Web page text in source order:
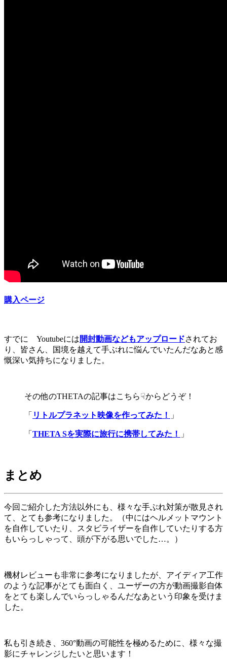
購入ページ
すでに Youtubeには開封動画などもアップロードされてお
り、皆さん、国境を越えて手ぶれに悩んでいたんだなあと感
慨深い気持ちになりました。
その他のTHETAの記事はこちら☟からどうぞ！
「 リトルプラネット映像を作ってみた！ 」
「 THETA Sを実際に旅行に携帯してみた！ 」
まとめ
今回ご紹介した方法以外にも、様々な手ぶれ対策が散見され
て、とても参考になりました。（中にはヘルメットマウント
を自作していたり、スタビライザーを自作していたりする方
もいらっしゃって、頭が下がる思いでした…。）
機材レビューも非常に参考になりましたが、アイディア工作
のような記事がとても面白く、ユーザーの方が動画撮影自体
をとても楽しんでいらっしゃるんだなあという印象を受けま
した。
私も引き続き、360°動画の可能性を極めるために、様々な撮
影にチャレンジしたいと思います！